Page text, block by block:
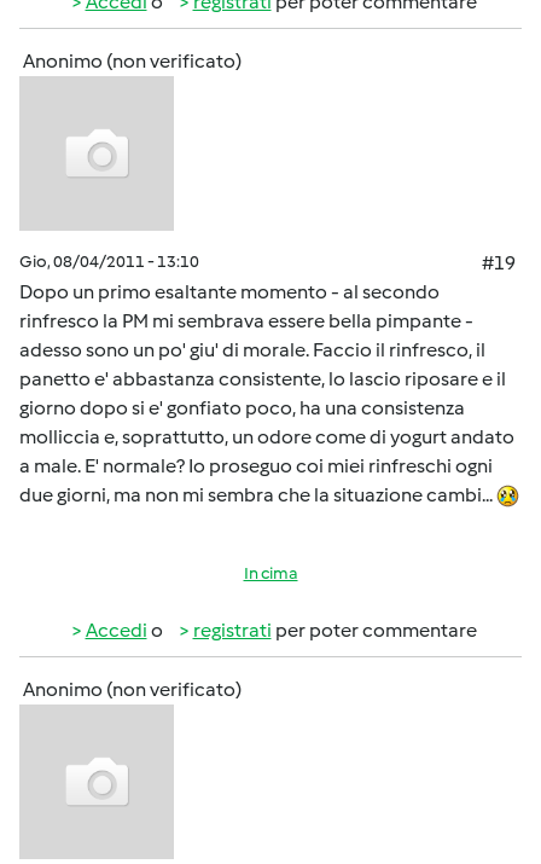
Anonimo (non verificato)
Gio, 08/04/2011 - 13:10
#19
Dopo un primo esaltante momento - al secondo
rinfresco la PM mi sembrava essere bella pimpante -
adesso sono un po' giu' di morale. Faccio il rinfresco, il
panetto e' abbastanza consistente, lo lascio riposare e il
giorno dopo si e' gonfiato poco, ha una consistenza
molliccia e, soprattutto, un odore come di yogurt andato
a male. E' normale? Io proseguo coi miei rinfreschi ogni
due giorni, ma non mi sembra che la situazione cambi...
In cima
Accedi o registrati per poter commentare
Anonimo (non verificato)